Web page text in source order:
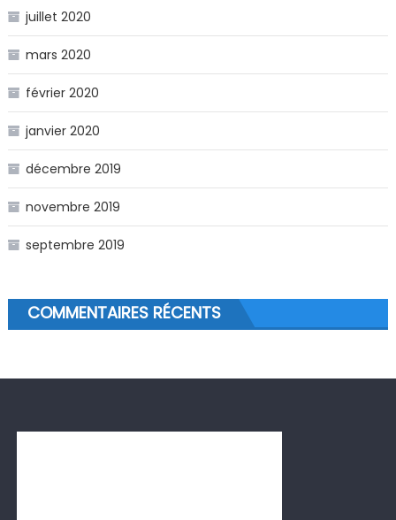
juillet 2020
mars 2020
février 2020
janvier 2020
décembre 2019
novembre 2019
septembre 2019
COMMENTAIRES RÉCENTS